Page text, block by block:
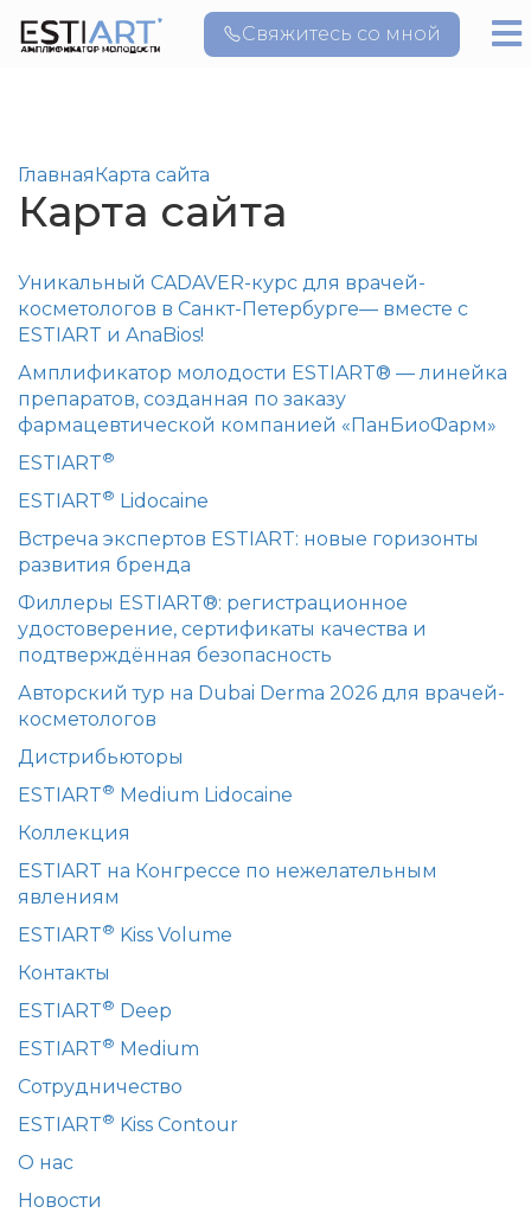
Свяжитесь со мной
ГлавнаяКарта сайта
Карта сайта
Уникальный CADAVER-курс для врачей-
косметологов в Санкт-Петербурге— вместе с
ESTIART и AnaBios!
Амплификатор молодости ESTIART® — линейка
препаратов, созданная по заказу
фармацевтической компанией «ПанБиоФарм»
ESTIART®
ESTIART® Lidocaine
Встреча экспертов ESTIART: новые горизонты
развития бренда
Филлеры ESTIART®: регистрационное
удостоверение, сертификаты качества и
подтверждённая безопасность
Авторский тур на Dubai Derma 2026 для врачей-
косметологов
Дистрибьюторы
ESTIART® Medium Lidocaine
Коллекция
ESTIART на Конгрессе по нежелательным
явлениям
ESTIART® Kiss Volume
Контакты
ESTIART® Deep
ESTIART® Medium
Сотрудничество
ESTIART® Kiss Contour
О нас
Новости